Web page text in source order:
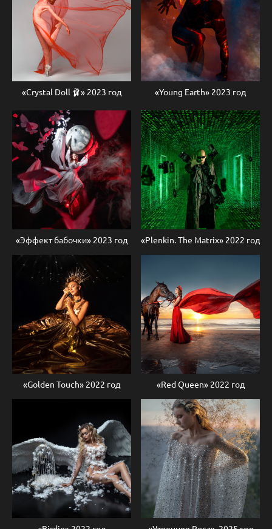
«Crystal Doll 🩰» 2023 год «Young Earth» 2023 год
«Эффект бабочки» 2023 год «Plenkin. The Matrix» 2022 год
«Golden Touch» 2022 год «Red Queen» 2022 год